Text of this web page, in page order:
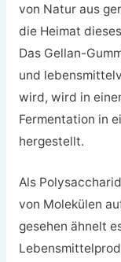
von Natur aus
die Heimat
Das Gellan-
und
wird, wird in
Fermentation in
hergestellt.
Als
von Molekülen
gesehen ähnelt